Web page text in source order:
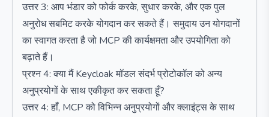
उत्तर 3: आप भंडार को फोर्क करके, सुधार करके, और एक पुल
अनुरोध सबमिट करके योगदान कर सकते हैं। समुदाय उन योगदानों
का स्वागत करता है जो MCP की कार्यक्षमता और उपयोगिता को
बढ़ाते हैं।
प्रश्न 4: क्या मैं Keycloak मॉडल संदर्भ प्रोटोकॉल को अन्य
अनुप्रयोगों के साथ एकीकृत कर सकता हूँ?
उत्तर 4: हाँ, MCP को विभिन्न अनुप्रयोगों और क्लाइंट्स के साथ